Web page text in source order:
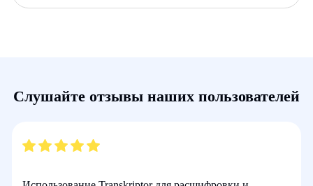
Слушайте отзывы наших пользователей